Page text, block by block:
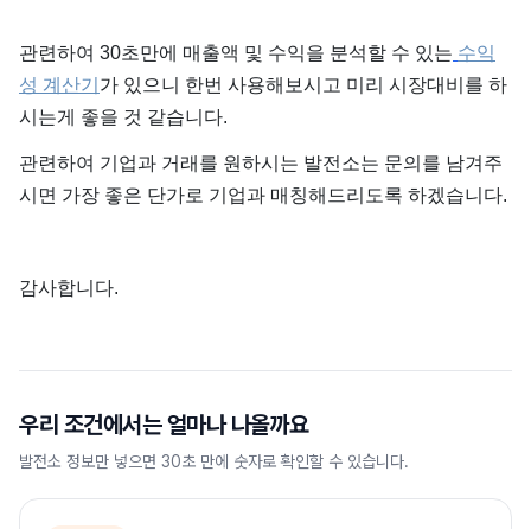
관련하여 30초만에 매출액 및 수익을 분석할 수 있는 수익
성 계산기 가 있으니 한번 사용해보시고 미리 시장대비를 하
시는게 좋을 것 같습니다.
관련하여 기업과 거래를 원하시는 발전소는 문의를 남겨주
시면 가장 좋은 단가로 기업과 매칭해드리도록 하겠습니다.
감사합니다.
우리 조건에서는 얼마나 나올까요
발전소 정보만 넣으면 30초 만에 숫자로 확인할 수 있습니다.